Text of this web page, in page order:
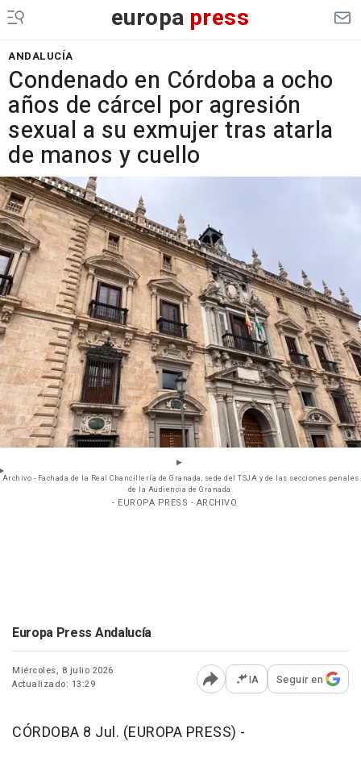
europa press
ANDALUCÍA
Condenado en Córdoba a ocho
años de cárcel por agresión
sexual a su exmujer tras atarla
de manos y cuello
Archivo - Fachada de la Real Chancillería de Granada, sede del TSJA y de las secciones penales
de la Audiencia de Granada.
- EUROPA PRESS - ARCHIVO
Europa Press Andalucía
Miércoles, 8 julio 2026
Actualizado: 13:29
Abrir opciones para
IA Seguir en
CÓRDOBA 8 Jul. (EUROPA PRESS) -